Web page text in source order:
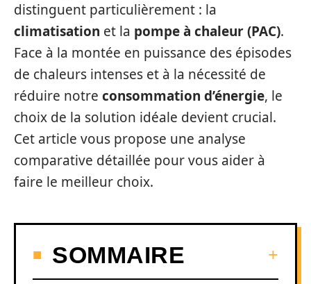
distinguent particulièrement : la
climatisation et la pompe à chaleur (PAC).
Face à la montée en puissance des épisodes
de chaleurs intenses et à la nécessité de
réduire notre consommation d’énergie, le
choix de la solution idéale devient crucial.
Cet article vous propose une analyse
comparative détaillée pour vous aider à
faire le meilleur choix.
SOMMAIRE